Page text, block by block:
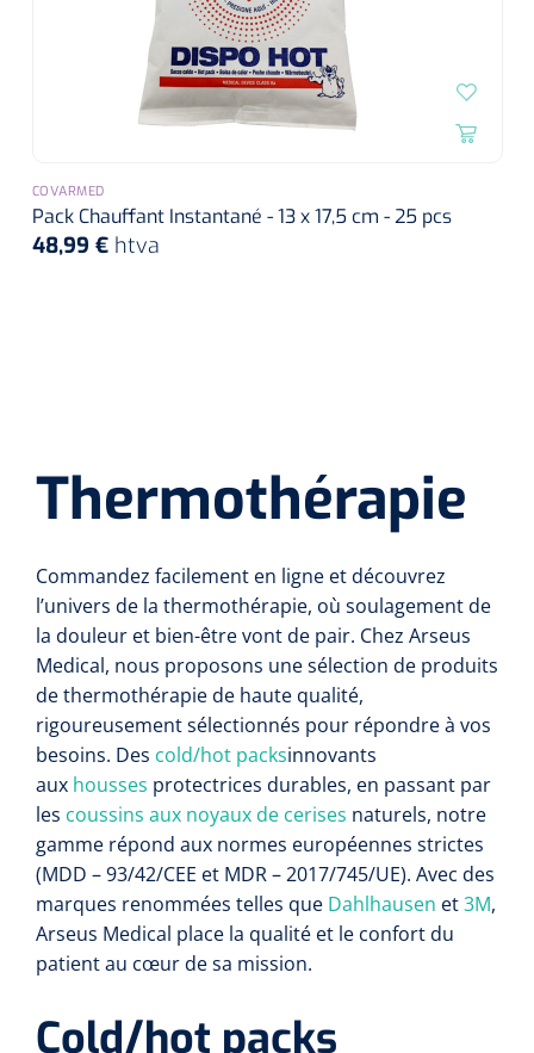
COVARMED
Pack Chauffant Instantané - 13 x 17,5 cm - 25 pcs
48,99 € htva
Thermothérapie
Commandez facilement en ligne et découvrez
l’univers de la thermothérapie, où soulagement de
la douleur et bien-être vont de pair. Chez Arseus
Medical, nous proposons une sélection de produits
de thermothérapie de haute qualité,
rigoureusement sélectionnés pour répondre à vos
besoins. Des cold/hot packsinnovants
aux housses protectrices durables, en passant par
les coussins aux noyaux de cerises naturels, notre
gamme répond aux normes européennes strictes
(MDD – 93/42/CEE et MDR – 2017/745/UE). Avec des
marques renommées telles que Dahlhausen et3M,
Arseus Medical place la qualité et le confort du
patient au cœur de sa mission.
Cold/hot packs